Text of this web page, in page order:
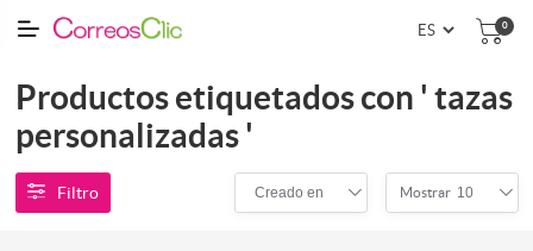
0
Productos etiquetados con ' tazas
personalizadas '
Filtro Creado en Mostrar 10